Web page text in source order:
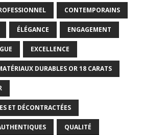
CONTEMPORAINS
ÉLÉGANCE ENGAGEMENT
EXCELLENCE
DURABLES OR 18 CARATS
ET DÉCONTRACTÉES
QUALITÉ